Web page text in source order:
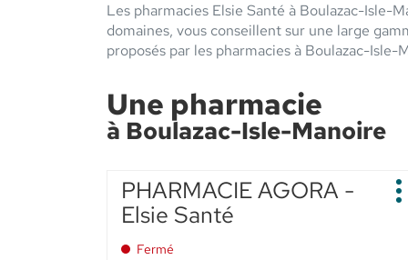
Les pharmacies Elsie Santé à Boulazac-Isle-
domaines, vous conseillent sur une large
proposés par les pharmacies à Boulazac-Isle-
Une pharmacie
à Boulazac-Isle-Manoire
Appuyer
sur
Point
de
vente
:
PHARMACIE AGORA -
Elsie Santé
Fermé